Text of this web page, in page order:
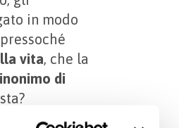
in modo
vita, che la
di